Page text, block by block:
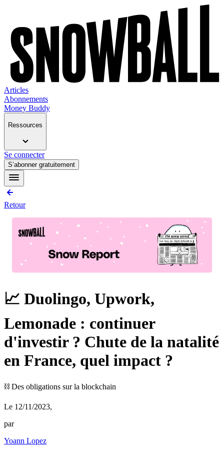
Articles
Abonnements
Money Buddy
Ressources
Se connecter
S’abonner gratuitement
Retour
📈 Duolingo, Upwork,
Lemonade : continuer
d'investir ? Chute de la natalité
en France, quel impact ?
⛓️ Des obligations sur la blockchain
Le 12/11/2023,
par
Yoann Lopez